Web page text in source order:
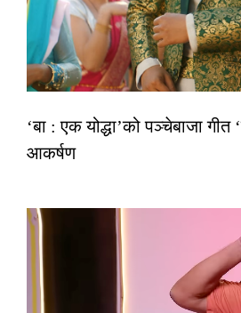
‘बा : एक योद्धा’को पञ्चेबाजा
आकर्षण